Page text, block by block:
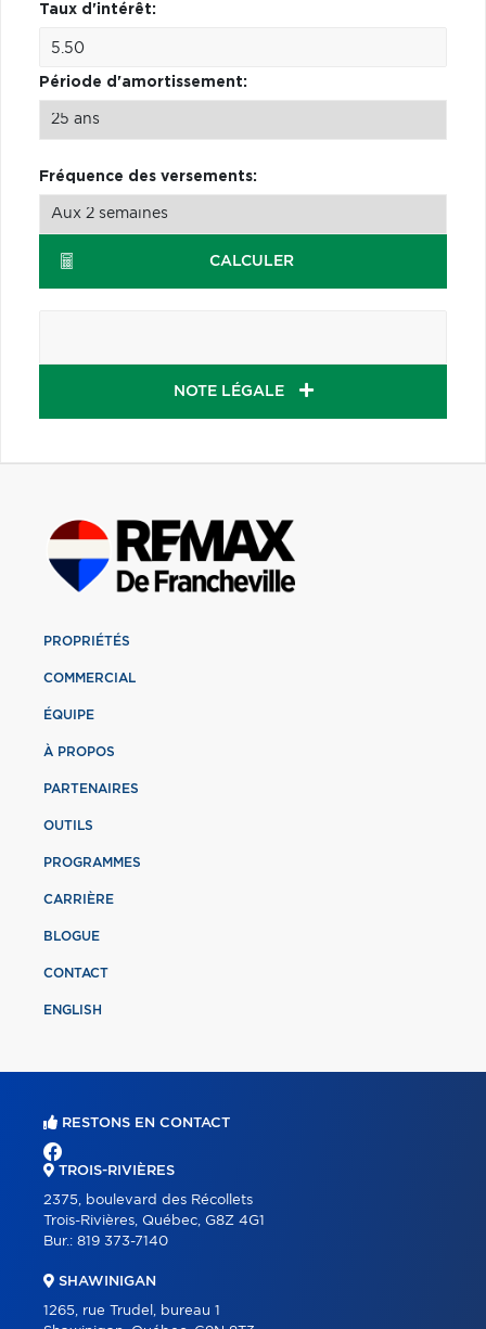
Taux d'intérêt:
Période d'amortissement:
Fréquence des versements:
CALCULER
NOTE LÉGALE
PROPRIÉTÉS
COMMERCIAL
ÉQUIPE
À PROPOS
PARTENAIRES
OUTILS
PROGRAMMES
CARRIÈRE
BLOGUE
CONTACT
ENGLISH
RESTONS EN CONTACT
TROIS-RIVIÈRES
2375, boulevard des Récollets
Trois-Rivières, Québec, G8Z 4G1
Bur.: 819 373-7140
SHAWINIGAN
1265, rue Trudel, bureau 1